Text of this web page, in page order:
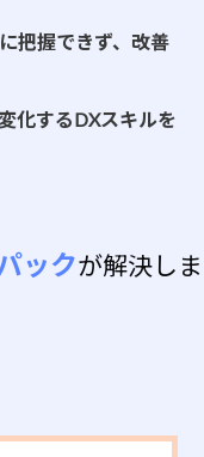
把握できず、改善
化するDXスキルを
ックが解決しま